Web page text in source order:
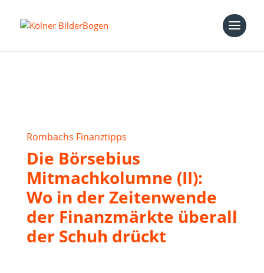
Rombachs Finanztipps
Die Börsebius
Mitmachkolumne (II):
Wo in der Zeitenwende
der Finanzmärkte überall
der Schuh drückt